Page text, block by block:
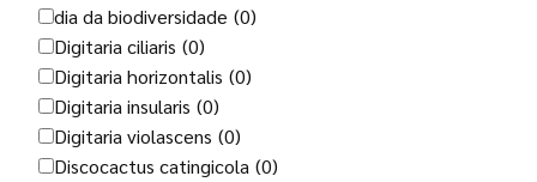
dia da biodiversidade (0)
Digitaria ciliaris (0)
Digitaria horizontalis (0)
Digitaria insularis (0)
Digitaria violascens (0)
Discocactus catingicola (0)